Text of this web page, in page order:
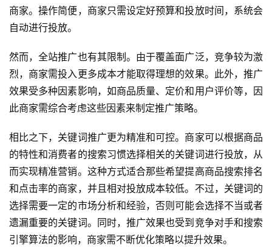
商家。操作简便，商家只需设定好预算和投放时间，系统会
自动进行投放。
然而，全站推广也有其限制。由于覆盖面广泛，竞争较为激
烈，商家需投入更多成本才能取得理想的效果。此外，推广
效果受多种因素影响，如商品质量、定价和用户评价等，因
此商家需综合考虑这些因素来制定推广策略。
相比之下，关键词推广更为精准和可控。商家可以根据商品
的特性和消费者的搜索习惯选择相关的关键词进行投放，从
而实现精准营销。这种方式适合那些希望提高商品搜索排名
和点击率的商家，并且相对投放成本较低。不过，关键词的
选择需要一定的市场分析和经验，否则可能会选择不当或者
遗漏重要的关键词。同时，推广效果也受到竞争对手和搜索
引擎算法的影响，商家需不断优化策略以提升效果。